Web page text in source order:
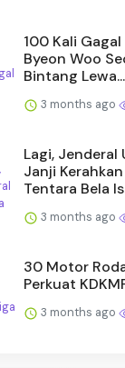
100 Kali
Byeon Woo
Bintang Lewa...
3 months ago
Lagi, Jenderal
Janji
Tentara Bela
3 months ago
30 Motor
Perkuat
3 months ago